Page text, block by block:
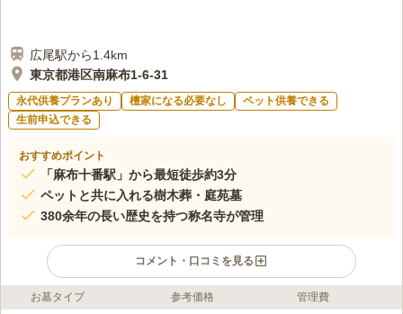
広尾駅から1.4km
東京都港区南麻布1-6-31
永代供養プランあり 檀家になる必要なし
ペット供養できる
生前申込できる
おすすめポイント
「麻布十番駅」から最短徒歩約3分
ペットと共に入れる樹木葬・庭苑墓
380余年の長い歴史を持つ称名寺が管理
コメント・口コミを見る
ライフドット編集部のコメント
お墓タイプ 参考価格 管理費